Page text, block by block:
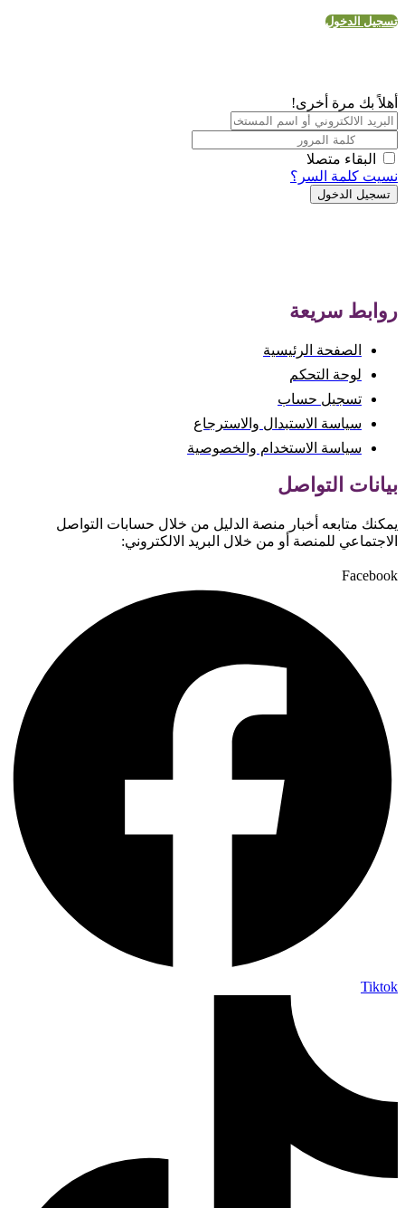
تسجيل الدخول
أهلاً بك مرة أخرى!
البقاء متصلا
نسيت كلمة السر؟
تسجيل الدخول
روابط سريعة
الصفحة الرئيسية
لوحة التحكم
تسجيل حساب
سياسة الاستبدال والاسترجاع
سياسة الاستخدام والخصوصية
بيانات التواصل
يمكنك متابعه أخبار منصة الدليل من خلال حسابات التواصل
الاجتماعي للمنصة أو من خلال البريد الالكتروني:
Facebook
Tiktok